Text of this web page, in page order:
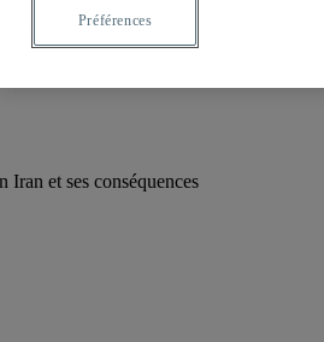
et ses conséquences
Préférences